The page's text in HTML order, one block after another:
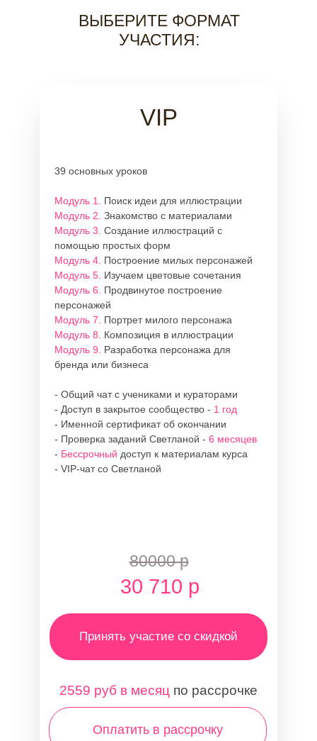
ВЫБЕРИТЕ ФОРМАТ
УЧАСТИЯ:
VIP
39 основных уроков
Модуль 1. Поиск идеи для иллюстрации
Модуль 2. Знакомство с материалами
Модуль 3. Создание иллюстраций с
помощью простых форм
Модуль 4. Построение милых персонажей
Модуль 5. Изучаем цветовые сочетания
Модуль 6.
Продвинутое построение
персонажей
Модуль 7. Портрет милого персонажа
Модуль 8.
Композиция в иллюстрации
Модуль 9. Разработка персонажа для
бренда или бизнеса
- Общий чат с учениками и кураторами
- Доступ в закрытое сообщество - 1 год
- Именной сертификат об окончании
- Проверка заданий Светланой - 6 месяцев
- Бессрочный доступ к материалам курса
- VIP-чат со Светланой
30 710 р
80000 р
Оплатить в рассрочку
2559 руб в месяц по рассрочке
Принять участие со скидкой